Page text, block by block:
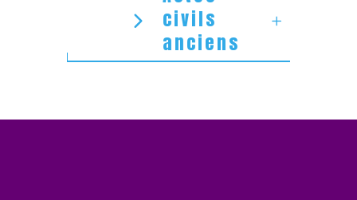
civils
anciens